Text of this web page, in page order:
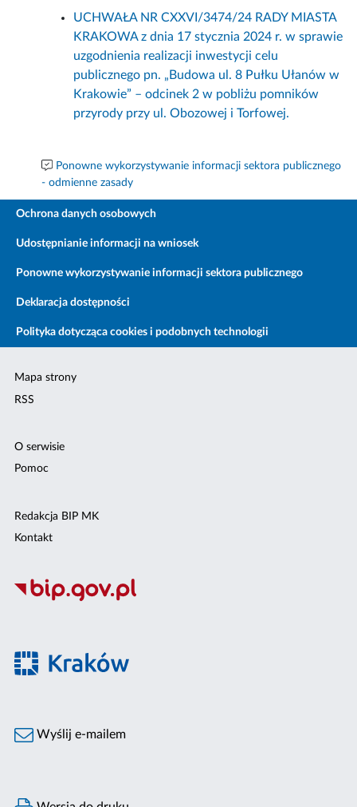
UCHWAŁA NR CXXVI/3474/24 RADY MIASTA
KRAKOWA z dnia 17 stycznia 2024 r. w sprawie
uzgodnienia realizacji inwestycji celu
publicznego pn. „Budowa ul. 8 Pułku Ułanów w
Krakowie” – odcinek 2 w pobliżu pomników
przyrody przy ul. Obozowej i Torfowej.
Ponowne wykorzystywanie informacji sektora publicznego
- odmienne zasady
Ochrona danych osobowych
Udostępnianie informacji na wniosek
Ponowne wykorzystywanie informacji sektora publicznego
Deklaracja dostępności
Polityka dotycząca cookies i podobnych technologii
Mapa strony
RSS
O serwisie
Pomoc
Redakcja BIP MK
Kontakt
Wyślij e-mailem